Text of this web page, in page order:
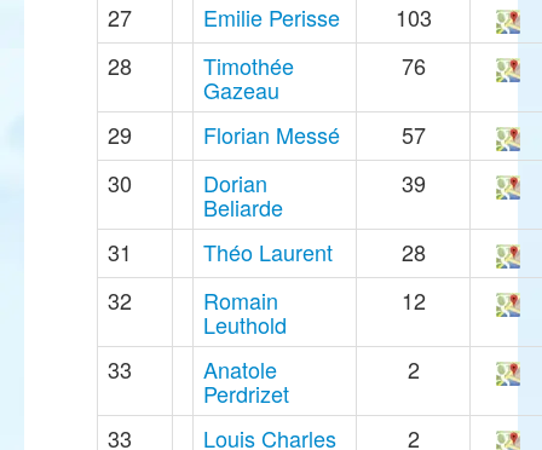
27 Emilie Perisse
103
28
Timothée
Gazeau
76
29 Florian Messé
57
30
Dorian
Beliarde
39
31 Théo Laurent
28
32
Romain
Leuthold
12
33 Anatole
Perdrizet
2
33 Louis Charles
2